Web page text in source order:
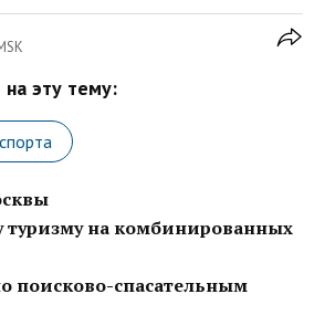
эту тему:
туризму на комбинированных
поисково-спасательным